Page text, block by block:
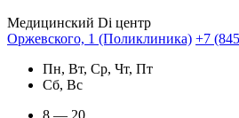
Медицинский Di центр
Оржевского, 1 (Поликлиника) +7
Пн, Вт, Ср, Чт, Пт
Сб, Вс